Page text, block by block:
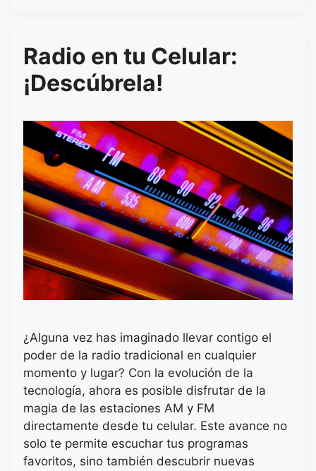
Radio en tu Celular:
¡Descúbrela!
¿Alguna vez has imaginado llevar contigo el
poder de la radio tradicional en cualquier
momento y lugar? Con la evolución de la
tecnología, ahora es posible disfrutar de la
magia de las estaciones AM y FM
directamente desde tu celular. Este avance no
solo te permite escuchar tus programas
favoritos, sino también descubrir nuevas